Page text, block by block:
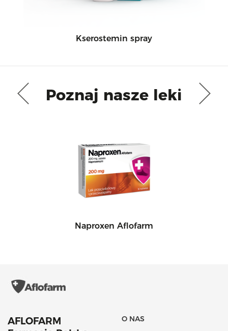
Kserostemin spray
Poznaj nasze leki
Naproxen Aflofarm
AFLOFARM
O NAS